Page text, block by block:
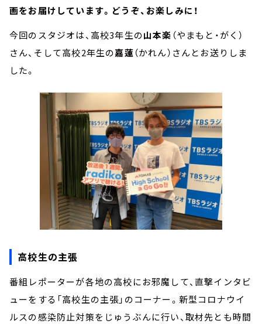
画をお届けしています。どうぞ、お楽しみに！
今回のスタジオは、高校3年生の山本楽 （やまもと・がく）
さん、そして高校2年生の嘉蓮（かれん）さんとお送りしま
した。
高校生の主張
番組レポーターが各地の高校にお邪魔して、直撃インタビ
ューをする「高校生の主張」のコーナー。新型コロナウイ
ルスの感染防止対策をじゅうぶんに行い、取材先とも時間